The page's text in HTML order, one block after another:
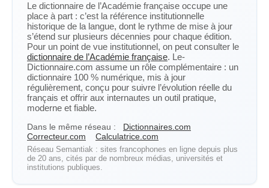
Le dictionnaire de l’Académie française occupe une
place à part : c’est la référence institutionnelle
historique de la langue, dont le rythme de mise à jour
s’étend sur plusieurs décennies pour chaque édition.
Pour un point de vue institutionnel, on peut consulter le
dictionnaire de l’Académie française. Le-
Dictionnaire.com assume un rôle complémentaire : un
dictionnaire 100 % numérique, mis à jour
régulièrement, conçu pour suivre l’évolution réelle du
français et offrir aux internautes un outil pratique,
moderne et fiable.
Dans le même réseau :
Dictionnaires.com
Correcteur.com
Calculatrice.com
Réseau Semantiak : sites francophones en ligne depuis plus
de 20 ans, cités par de nombreux médias, universités et
institutions publiques.